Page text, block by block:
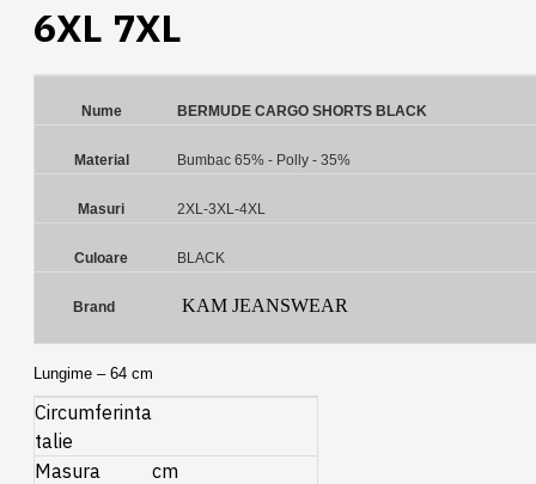
6XL 7XL
Nume BERMUDE CARGO SHORTS BLACK
Material Bumbac 65% - Polly - 35%
Masuri 2XL-3XL-4XL
Culoare BLACK
Brand KAM JEANSWEAR
Lungime – 64 cm
Circumferinta
talie
Masura
cm